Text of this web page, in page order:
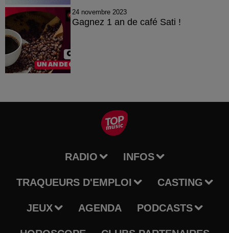
24 novembre 2023
Gagnez 1 an de café Sati !
RADIO INFOS
TRAQUEURS D'EMPLOI CASTING
JEUX AGENDA PODCASTS